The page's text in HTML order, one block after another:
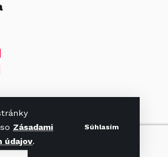
Zásadami
údajov.
Súhlasím
práva vyhradené. Stránky
s.r.o.